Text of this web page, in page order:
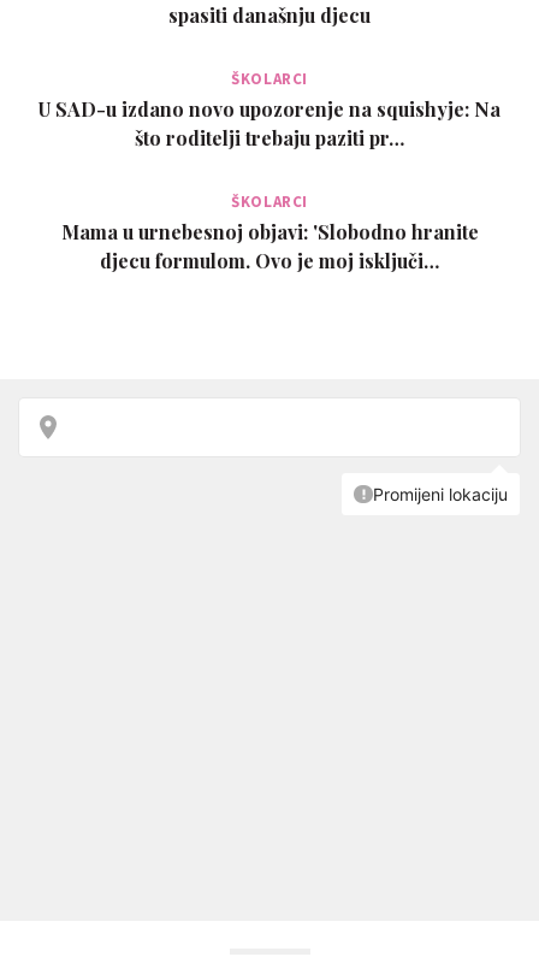
spasiti današnju djecu
ŠKOLARCI
U SAD-u izdano novo upozorenje na squishyje: Na
što roditelji trebaju paziti pr…
ŠKOLARCI
Mama u urnebesnoj objavi: 'Slobodno hranite
djecu formulom. Ovo je moj isključi…